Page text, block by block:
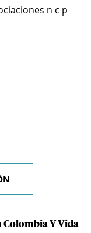
n c p
Colombia Y Vida